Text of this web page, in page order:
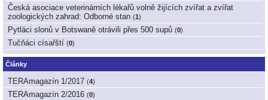
Česká asociace veterinárních lékařů volně žijících zvířat a zvířat
zoologických zahrad: Odborné stan (1 )
Pytláci slonů v Botswaně otrávili přes 500 supů (0)
Tučňáci císařští (0)
Články
TERAmagazín 1/2017 (4)
TERAmagazín 2/2016 (0)